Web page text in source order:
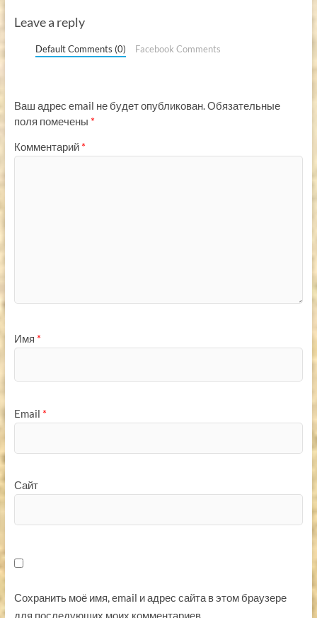
Leave a reply
Default Comments (0) Facebook Comments
Ваш адрес email не будет опубликован.Обязательные
поля помечены *
Комментарий *
Имя *
Email *
Сайт
Сохранить моё имя, email и адрес сайта в этом браузере
для последующих моих комментариев.